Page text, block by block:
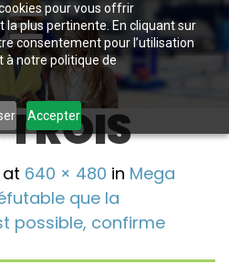
pour vous offrir
la plus pertinente. En cliquant sur
consentement pour l’utilisation
à notre politique de
Accepter
at 640 × 480 in Mega
que la
possible, confirme